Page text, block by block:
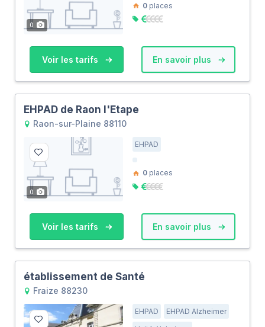
0
0 places
Voir les tarifs En savoir plus
EHPAD de Raon l'Etape
Raon-sur-Plaine 88110
0
EHPAD
0 places
Voir les tarifs En savoir plus
établissement de Santé
Fraize 88230
EHPAD
EHPAD Alzheimer